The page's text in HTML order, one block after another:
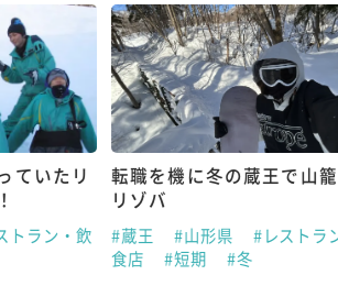
ていたリ
トラン・飲
転職を機に冬の蔵王で山
リゾバ
#蔵王 #山形県
#レストラ
食店
#短期 #冬